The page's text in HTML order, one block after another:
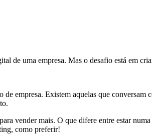
de uma empresa. Mas o desafio está em
de empresa. Existem aquelas que
vender mais. O que difere entre estar
como preferir!